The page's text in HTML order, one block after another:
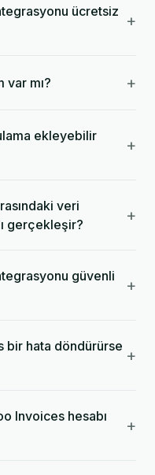
ücretsiz +
var mı? +
ekleyebilir
+
veri
gerçekleşir?
+
güvenli
+
bir hata döndürürse +
Invoices hesabı
+